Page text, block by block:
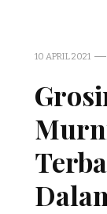
10 APRIL 2021